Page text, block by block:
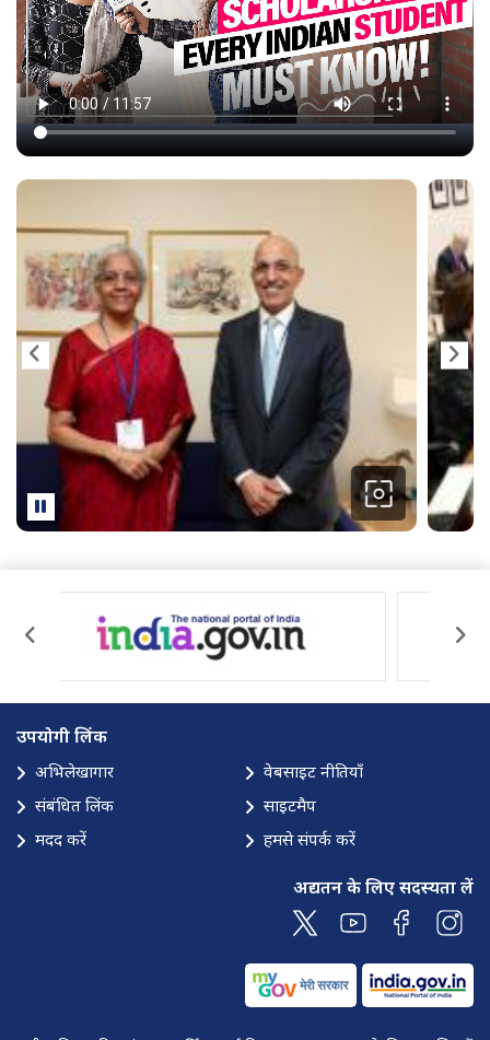
उपयोगी लिंक
अभिलेखागार
वेबसाइट नीतियाँ
संबंधित लिंक
साइटमैप
मदद करें
हमसे संपर्क करें
अद्यतन के लिए सदस्यता लें